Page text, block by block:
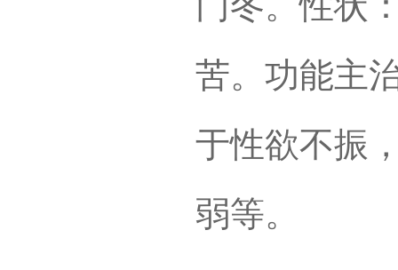
苦。功能主
于性欲不振
弱等。